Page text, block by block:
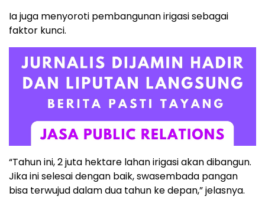
Ia juga menyoroti pembangunan irigasi sebagai
faktor kunci.
“Tahun ini, 2 juta hektare lahan irigasi akan dibangun.
Jika ini selesai dengan baik, swasembada pangan
bisa terwujud dalam dua tahun ke depan,” jelasnya.